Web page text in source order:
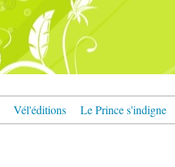
Vél'éditions Le Prince s'indigne